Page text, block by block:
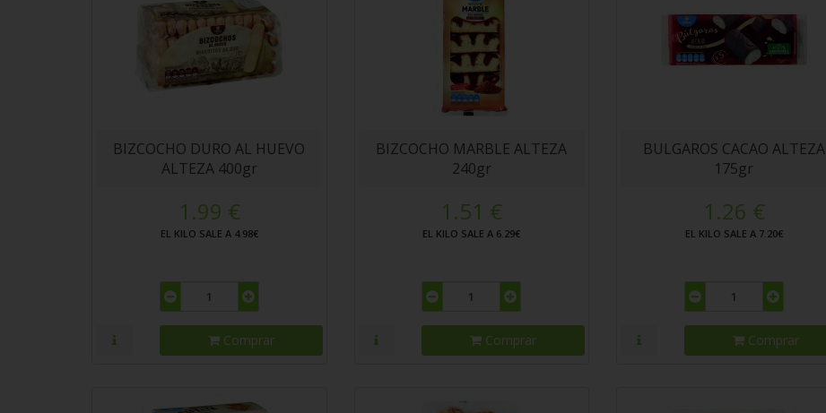
BIZCOCHO DURO AL HUEVO
ALTEZA 400gr
1.99 €
EL KILO SALE A 4.98€
Comprar
BIZCOCHO MARBLE ALTEZA
240gr
1.51 €
EL KILO SALE A 6.29€
Comprar
BULGAROS CACAO ALTEZA
175gr
1.26 €
EL KILO SALE A 7.20€
Comprar